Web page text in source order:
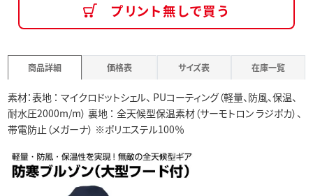
プリント無しで買う
商品詳細 価格表 サイズ表 在庫一覧
素材：表地 ： マイクロドットシェル、 PUコーティング（軽量、防風、保温、
耐水圧2000m/m） 裏地 ： 全天候型保温素材（サーモトロン ラジポカ）、
帯電防止（メガーナ） ※ポリエステル100％